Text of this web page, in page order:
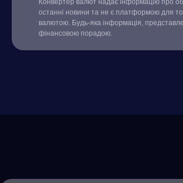
Конвертер валют надає інформацію про
останні новини та не є платформою для
валютою. Будь-яка інформація,
фінансовою порадою.